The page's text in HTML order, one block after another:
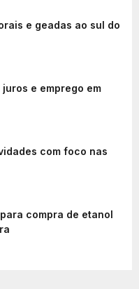
e geadas ao sul do
e emprego em
com foco nas
compra de etanol